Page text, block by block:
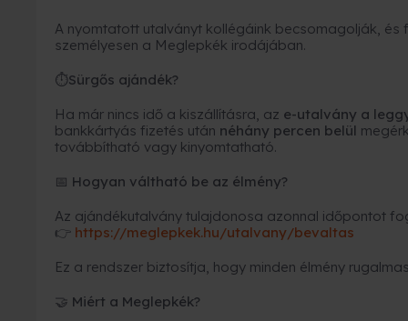
A nyomtatott utalványt kollégáink becsomagolják, és
személyesen a Meglepkék irodájában.
⏱Sürgős ajándék?
Ha már nincs idő a kiszállításra, az e-utalvány a
bankkártyás fizetés után néhány percen belül
továbbítható vagy kinyomtatható.
📅 Hogyan váltható be az élmény?
Az ajándékutalvány tulajdonosa azonnal időpontot
👉 https://meglepkek.hu/utalvany/bevaltas
Ez a rendszer biztosítja, hogy minden élmény
🤝 Miért a Meglepkék?